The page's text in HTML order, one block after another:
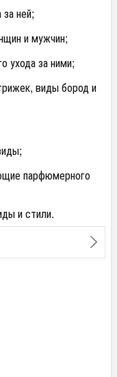
ней;
и мужчин;
ухода за ними;
виды бород и
парфюмерного
и стили.